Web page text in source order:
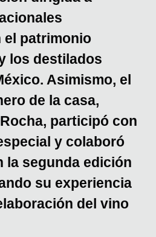
el patrimonio
los destilados
Asimismo, el
de la casa,
participó con
y colaboró
la segunda edición
su experiencia
del vino